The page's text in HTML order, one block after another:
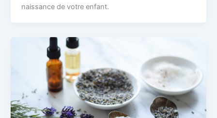
naissance de votre enfant.